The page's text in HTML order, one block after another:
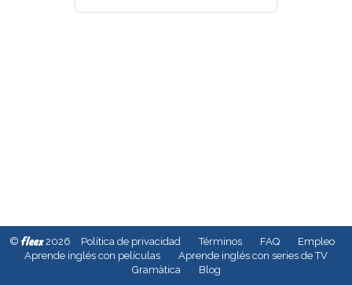
© fleex2026 Política de privacidad Términos FAQ
Empleo
Aprende inglés con películas
Aprende inglés con series de TV
Gramàtica
Blog